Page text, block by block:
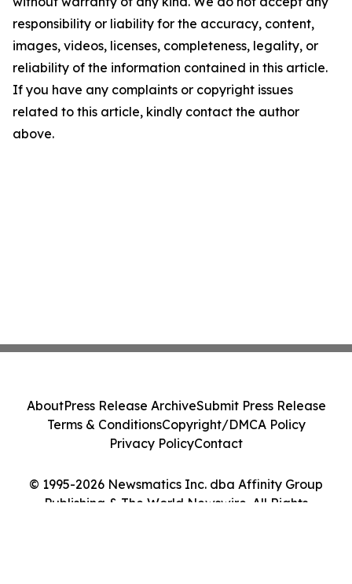
responsibility or liability for the accuracy, content,
images, videos, licenses, completeness, legality, or
reliability of the information contained in this article.
If you have any complaints or copyright issues
related to this article, kindly contact the author
above.
© 1995-2026 Newsmatics Inc. dba Affinity Group
Publishing & The World Newswire. All Rights
AboutPress Release ArchiveSubmit Press Release
Terms & ConditionsCopyright/DMCA Policy
Privacy PolicyContact